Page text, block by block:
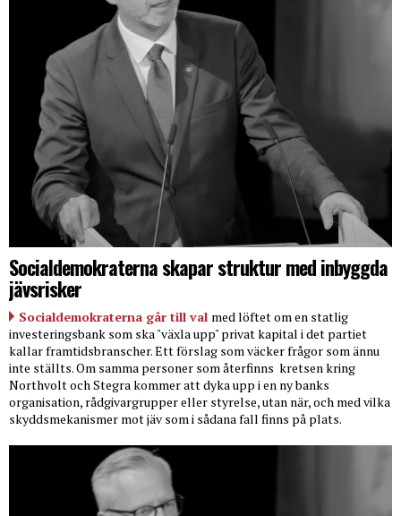
Socialdemokraterna skapar struktur med inbyggda
jävsrisker
Socialdemokraterna går till val med löftet om en statlig
investeringsbank som ska "växla upp" privat kapital i det partiet
kallar framtidsbranscher. Ett förslag som väcker frågor som ännu
inte ställts. Om samma personer som återfinns kretsen kring
Northvolt och Stegra kommer att dyka upp i en ny banks
organisation, rådgivargrupper eller styrelse, utan när, och med vilka
skyddsmekanismer mot jäv som i sådana fall finns på plats.